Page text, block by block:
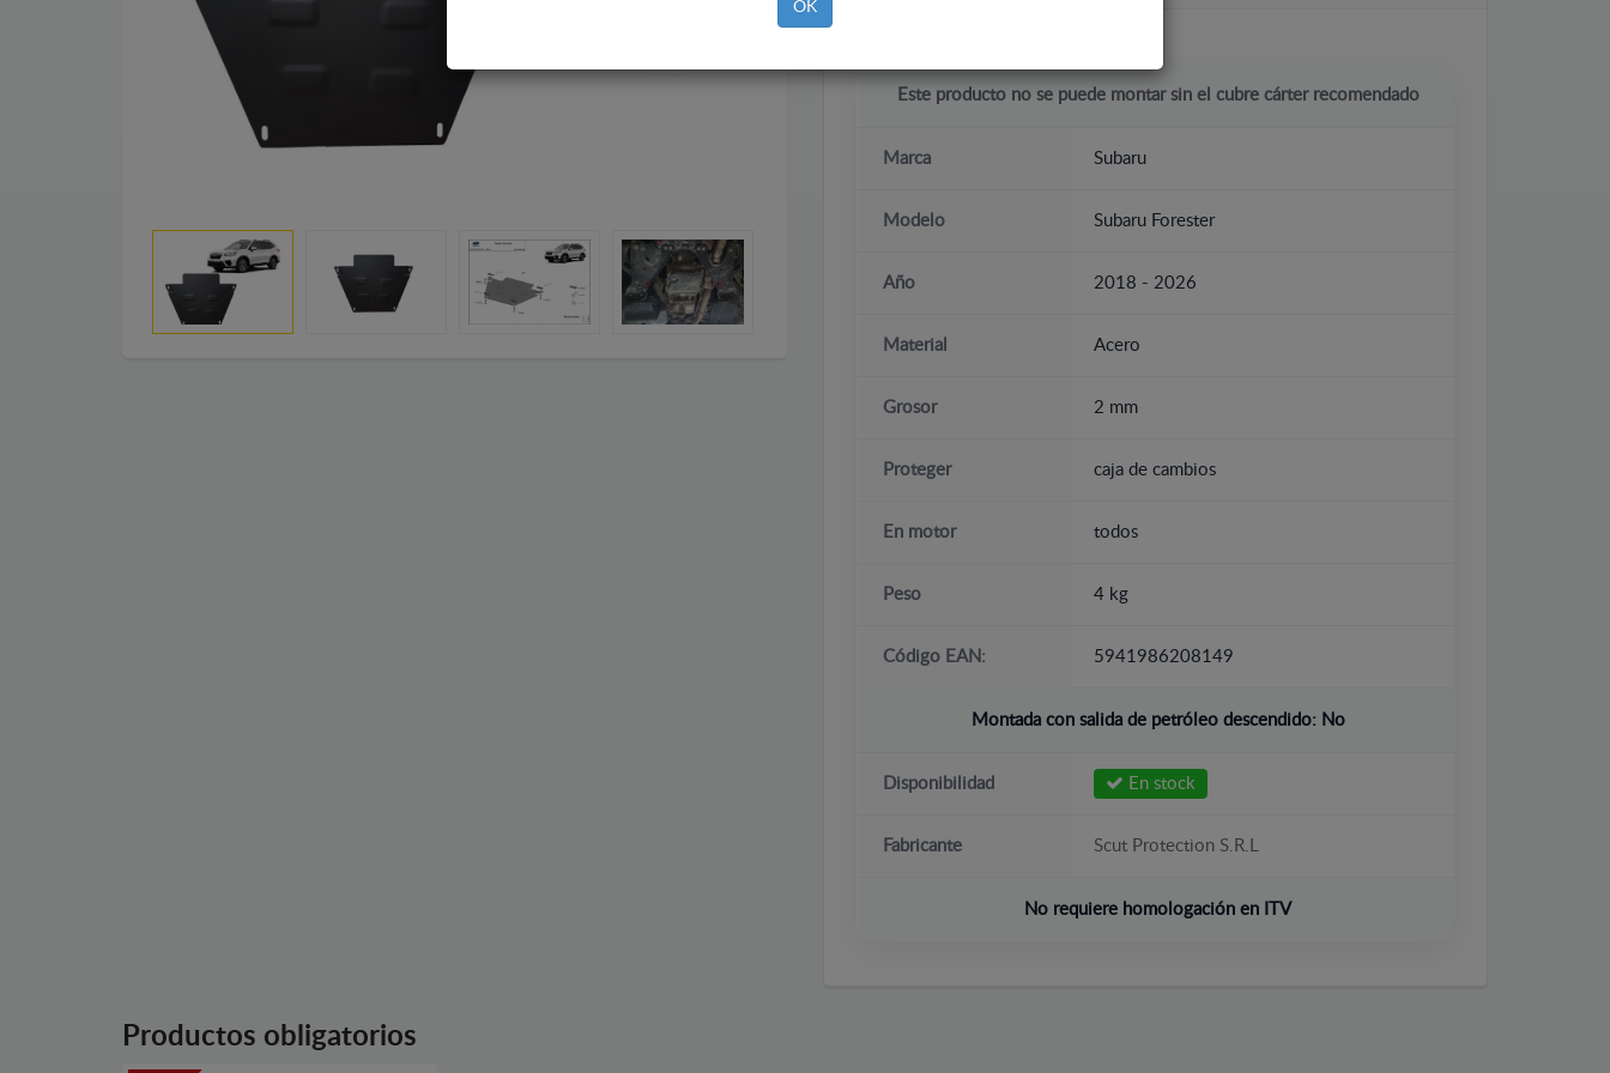
Este producto no se puede montar sin el cubre cárter recomendado
Marca Subaru
Modelo Subaru Forester
Año 2018 - 2026
Material Acero
Grosor 2 mm
Proteger caja de cambios
En motor todos
Peso 4 kg
Código EAN: 5941986208149
Montada con salida de petróleo descendido: No
Disponibilidad En stock
Fabricante Scut Protection S.R.L
No requiere homologación en ITV
Productos obligatorios
OK